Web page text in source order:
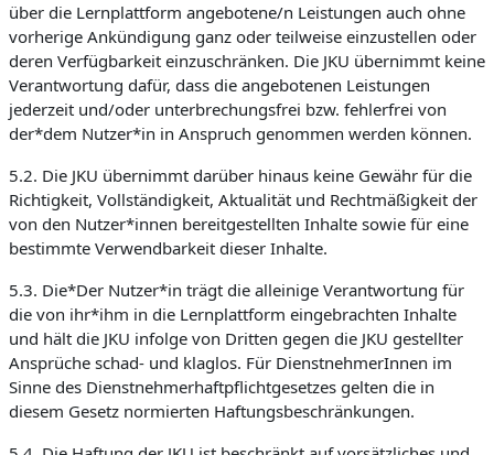
über die Lernplattform angebotene/n Leistungen auch ohne
vorherige Ankündigung ganz oder teilweise einzustellen oder
deren Verfügbarkeit einzuschränken. Die JKU übernimmt keine
Verantwortung dafür, dass die angebotenen Leistungen
jederzeit und/oder unterbrechungsfrei bzw. fehlerfrei von
der*dem Nutzer*in in Anspruch genommen werden können.
5.2. Die JKU übernimmt darüber hinaus keine Gewähr für die
Richtigkeit, Vollständigkeit, Aktualität und Rechtmäßigkeit der
von den Nutzer*innen bereitgestellten Inhalte sowie für eine
bestimmte Verwendbarkeit dieser Inhalte.
5.3. Die*Der Nutzer*in trägt die alleinige Verantwortung für
die von ihr*ihm in die Lernplattform eingebrachten Inhalte
und hält die JKU infolge von Dritten gegen die JKU gestellter
Ansprüche schad- und klaglos. Für DienstnehmerInnen im
Sinne des Dienstnehmerhaftpflichtgesetzes gelten die in
diesem Gesetz normierten Haftungsbeschränkungen.